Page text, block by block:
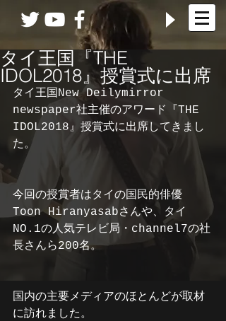
タイ王国『THE
IDOL2018』授賞式に出席
タイ王国New Deilymirror
newspaper社主催のアワード『THE
IDOL2018』授賞式に出席してきまし
た。
今回の授賞者はタイの国民的俳優
Toon Hiranyasabさんや、タイ
NO.1の人気テレビ局・channel7の社
長さんら200名。
国内の主要メディアのほとんどが取材
に訪れました。